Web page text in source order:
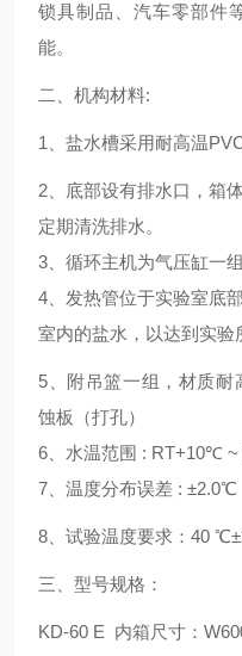
锁具制品、汽车零部件
能。
二、机构材料:
1、盐水槽采用耐高温
2、底部设有排水口，箱
定期清洗排水。
3、循环主机为气压
4、发热管位于实验室底
室内的盐水，以达到实验
5、附吊篮一组，材质耐
蚀板（打孔）
6、水温范围 :
7、温度分布误差 : ±2.0℃
8、试验温度要求：40
三、型号规格：
KD-60 E 内箱尺寸：